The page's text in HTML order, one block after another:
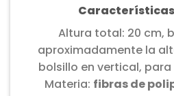
Altura total: 20 cm,
aproximadamente la
bolsillo en vertical, para
Materia: fibras de